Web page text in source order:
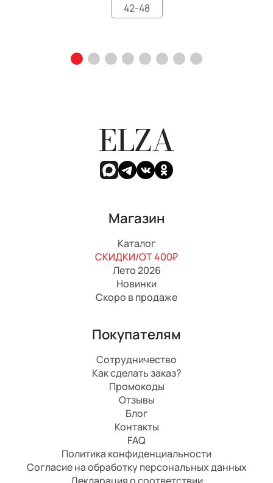
42-48
ELZA
Магазин
Каталог
СКИДКИ/ОТ 400₽
Лето 2026
Новинки
Скоро в продаже
Покупателям
Сотрудничество
Как сделать заказ?
Промокоды
Отзывы
Блог
Контакты
FAQ
Политика конфиденциальности
Согласие на обработку персональных данных
Декларация о соответствии